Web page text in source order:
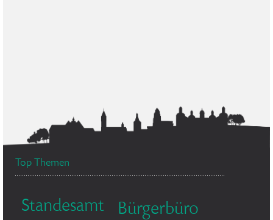
Top Themen
Standesamt Bürgerbüro